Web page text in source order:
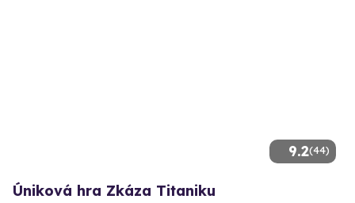
9.2(44)
Úniková hra Zkáza Titaniku